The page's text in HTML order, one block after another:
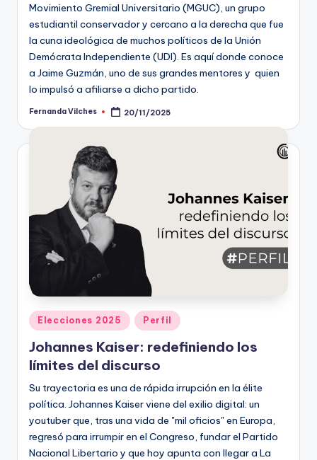
Movimiento Gremial Universitario (MGUC), un grupo
estudiantil conservador y cercano a la derecha que fue
la cuna ideológica de muchos políticos de la Unión
Demócrata Independiente (UDI). Es aquí donde conoce
a Jaime Guzmán, uno de sus grandes mentores y quien
lo impulsó a afiliarse a dicho partido.
Publicado
Fernanda Vilches 20/11/2025
Publicado
en
Elecciones 2025 Perfil
Johannes Kaiser: redefiniendo los
límites del discurso
Su trayectoria es una de rápida irrupción en la élite
política. Johannes Kaiser viene del exilio digital: un
youtuber que, tras una vida de "mil oficios" en Europa,
regresó para irrumpir en el Congreso, fundar el Partido
Nacional Libertario y que hoy apunta con llegar a La